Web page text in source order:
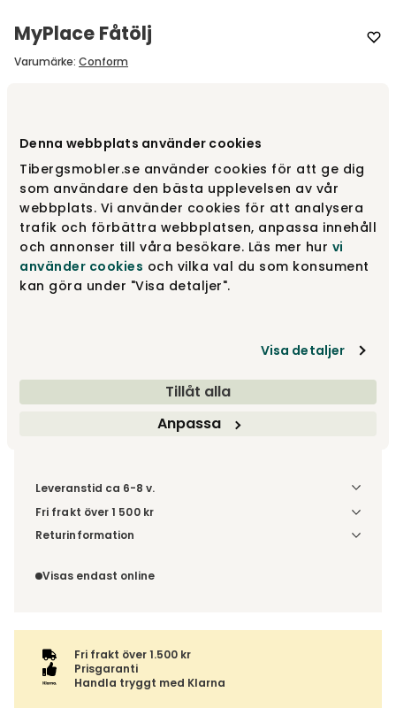
Denna webbplats använder cookies
Tibergsmobler.se använder cookies för att ge dig
som användare den bästa upplevelsen av vår
webbplats. Vi använder cookies för att analysera
trafik och förbättra webbplatsen, anpassa innehåll
och annonser till våra besökare. Läs mer hur vi
använder cookies och vilka val du som konsument
kan göra under "Visa detaljer".
Visa detaljer
Tillåt alla
Anpassa
MyPlace Fåtölj
Varumärke: Conform
Gör dina val
Rekommenderade tillval
Rekommenderade tillval
Fri frakt över 1.500 kr
Leveranstid ca 6-8 v.
Fri frakt över 1 500 kr
Välj utförande via 'Gör dina val' för fraktinformation på din
Returinformation
inte av ångerrätten.
Visas endast online
Fri frakt över 1.500 kr
Prisgaranti
Handla tryggt med Klarna